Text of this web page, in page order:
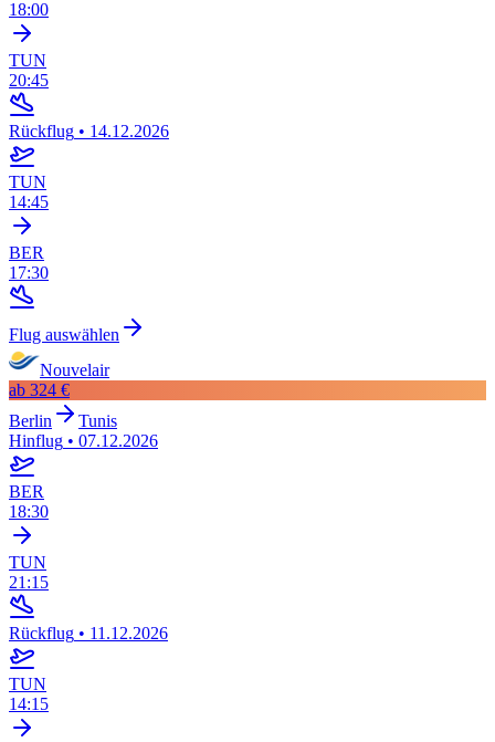
18:00
TUN
20:45
Rückflug • 14.12.2026
TUN
14:45
BER
17:30
Flug auswählen
Nouvelair
ab 324 €
Berlin
Tunis
Hinflug • 07.12.2026
BER
18:30
TUN
21:15
Rückflug • 11.12.2026
TUN
14:15